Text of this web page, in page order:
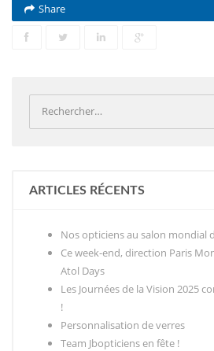
Share
ARTICLES RÉCENTS
Nos opticiens au salon mondial
Ce week-end, direction Paris
Atol Days
Les Journées de la Vision 2025
!
Personnalisation de verres
Team Jbopticiens en fête !